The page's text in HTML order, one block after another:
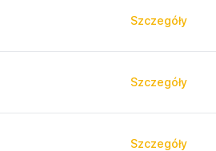
Szczegóły
Szczegóły
Szczegóły